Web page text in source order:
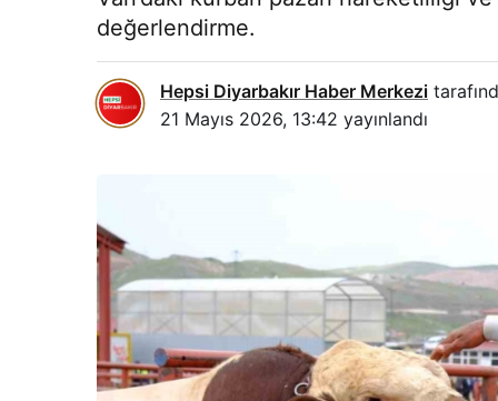
değerlendirme.
Hepsi Diyarbakır Haber Merkezi
21 Mayıs 2026, 13:42 yayınlandı